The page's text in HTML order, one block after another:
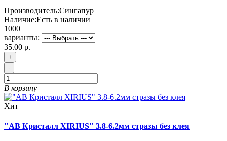
Производитель:Сингапур
Наличие:Есть в наличии
1000
варианты:
35.00 р.
+
-
В корзину
Хит
"АВ Кристалл XIRIUS" 3.8-6.2мм стразы без клея